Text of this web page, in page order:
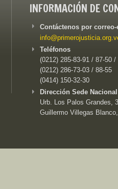
INFORMACIÓN DE
Contáctenos por
Teléfonos
(0212) 285-83-91 / 87-50 /
(0212) 286-73-03 / 88-55
(0414) 150-32-30
Dirección Sede
Urb. Los Palos Grandes,
Guillermo Villegas